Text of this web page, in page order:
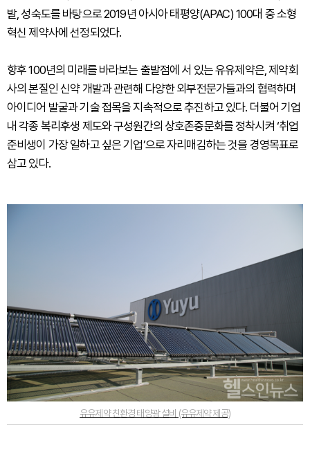
발, 성숙도를 바탕으로 2019년 아시아 태평양(APAC) 100대 중 소형
혁신 제약사에 선정되었다.
향후 100년의 미래를 바라보는 출발점에 서 있는 유유제약은, 제약회
사의 본질인 신약 개발과 관련해 다양한 외부전문가들과의 협력하며
아이디어 발굴과 기술 접목을 지속적으로 추진하고 있다. 더불어 기업
내 각종 복리후생 제도와 구성원간의 상호존중문화를 정착시켜 ‘취업
준비생이 가장 일하고 싶은 기업’으로 자리매김하는 것을 경영목표로
삼고 있다.
유유제약 친환경 태양광 설비 (유유제약 제공)